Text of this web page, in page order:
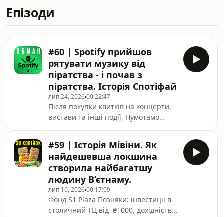
Епізоди
#60 | Spotify прийшов
рятувати музику від
піратства - і почав з
піратства. Історія Спотіфай
лип 24, 202600:22:47
Після покупки квитків на концерти,
вистави та інші події, Нумотамо
покупки. Деталі тут:
https://numotamo.com/besidaУ
топових плейлистах Spotify
журналісти знайшли артистів із
понад 200 мільйонами
прослуховувань — і виявилось, що
це не люди. Просто дешево куплена
#59 | Історія Мівіни. Як
найдешевша локшина
створила найбагатшу
людину В’єтнаму.
лип 10, 202600:17:09
Фонд S1 Plaza Позняки: інвестиції в
столичний ТЦ від ₴1000, дохідність